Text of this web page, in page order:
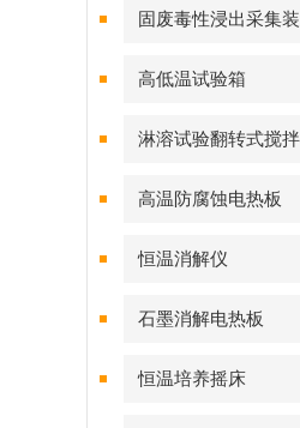
固废毒性浸出采集
高低温试验箱
淋溶试验翻转式搅
高温防腐蚀电热板
恒温消解仪
石墨消解电热板
恒温培养摇床